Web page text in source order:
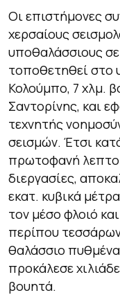
Οι επιστήμονες
χερσαίους
υποθαλάσσιους
τοποθετηθεί στο
Κολούμπο, 7 χλμ.
Σαντορίνης, και
τεχνητής
σεισμών. Έτσι
πρωτοφανή
διεργασίες,
εκατ. κυβικά
τον μέσο φλοιό
περίπου
θαλάσσιο
προκάλεσε
βουητά.